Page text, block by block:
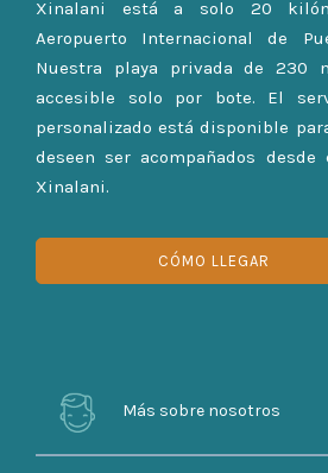
Xinalani está a solo 20
Aeropuerto Internacional de
Nuestra playa privada de 230
accesible solo por bote. El
personalizado está disponible
deseen ser acompañados
Xinalani.
CÓMO LLEGAR
Más sobre nosotros